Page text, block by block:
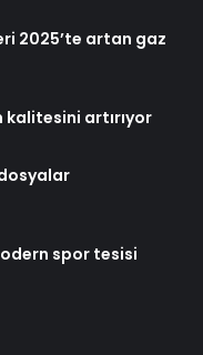
2025’te artan gaz
kalitesini artırıyor
dosyalar
spor tesisi